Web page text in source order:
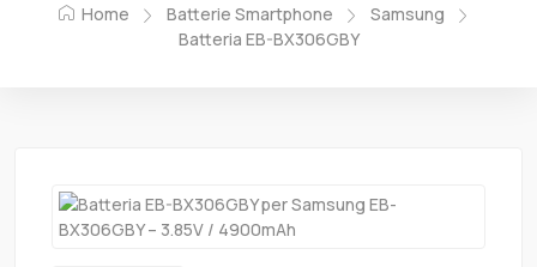
Home Batterie Smartphone
Samsung
Batteria EB-BX306GBY